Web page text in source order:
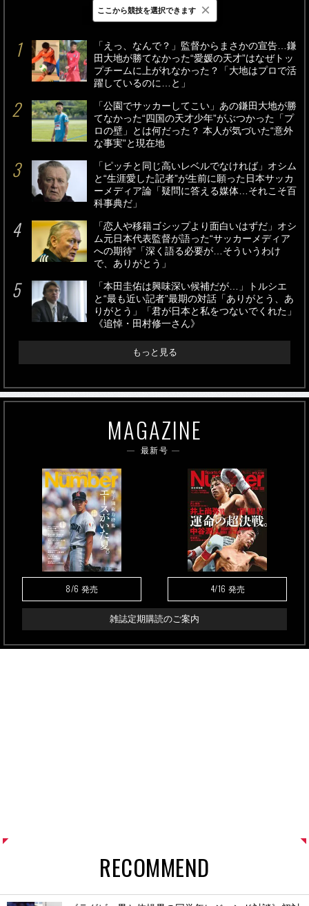
最新 24時間 週間
「えっ、なんで？」監督からまさかの宣告…鎌
田大地が勝てなかった“愛媛の天才”はなぜトッ
プチームに上がれなかった？「大地はプロで活
躍しているのに…と」
「公園でサッカーしてこい」あの鎌田大地が勝
てなかった“四国の天才少年”がぶつかった「プ
ロの壁」とは何だった？ 本人が気づいた“意外
な事実”と現在地
「ピッチと同じ高いレベルでなければ」オシム
と“生涯愛した記者”が生前に願った日本サッカ
ーメディア論「疑問に答える媒体…それこそ百
科事典だ」
「恋人や移籍ゴシップより面白いはずだ」オシ
ム元日本代表監督が語った“サッカーメディア
への期待”「深く語る必要が…そういうわけ
で、ありがとう」
「本田圭佑は興味深い候補だが…」トルシエ
と“最も近い記者”最期の対話「ありがとう、あ
りがとう」「君が日本と私をつないでくれた」
《追悼・田村修一さん》
もっと見る
MAGAZINE
最新号
8/6 発売 4/16 発売
雑誌定期購読のご案内
RECOMMEND
ここから競技を選択できます ×